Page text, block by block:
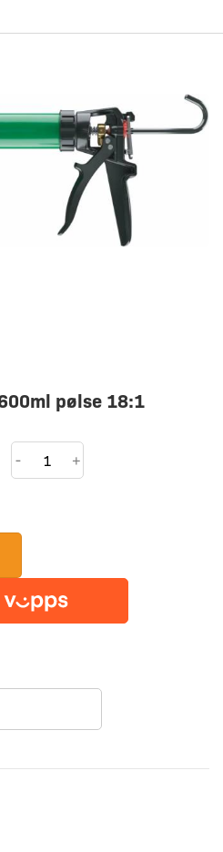
pølse 18:1
Fugepistol
18:1
antall
- +